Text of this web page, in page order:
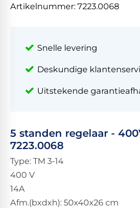
Artikelnummer: 7223.0068
Snelle levering
Deskundige
Uitstekende
5 standen regelaar -
7223.0068
Type: TM 3-14
400 V
14A
Afm.(bxdxh): 50x40x26 cm